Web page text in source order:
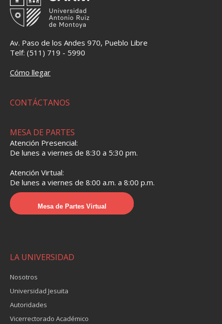
Av. Paso de los Andes 970, Pueblo Libre
Telf: (511) 719 - 5990
Cómo llegar
CONTÁCTANOS
MESA DE PARTES
Atención Presencial:
De lunes a viernes de 8:30 a 5:30 pm.
Atención Virtual:
De lunes a viernes de 8:00 a.m. a 8:00 p.m.
Mesa de Partes Virtual
LA UNIVERSIDAD
Nosotros
Universidad Jesuita
Autoridades
Vicerrectorado Académico